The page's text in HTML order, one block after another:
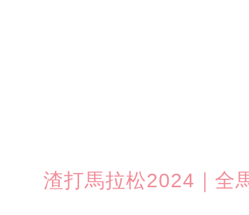
渣打馬拉松2024｜全